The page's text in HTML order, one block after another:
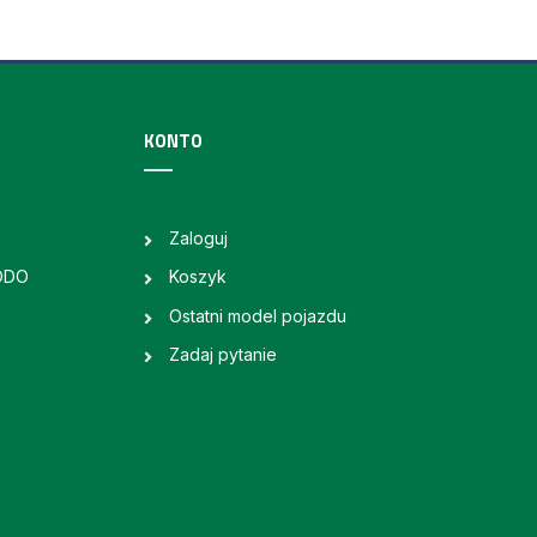
KONTO
Zaloguj
Koszyk
Ostatni model pojazdu
Zadaj pytanie